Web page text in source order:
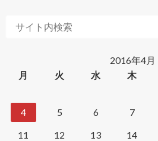
2016年4月
月
火 水 木
4
5 6 7
11
12 13 14